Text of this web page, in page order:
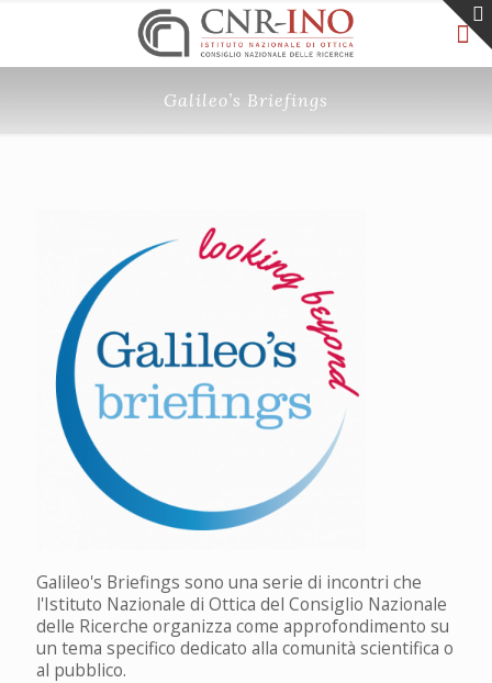
Galileo’s Briefings
Galileo's Briefings sono una serie di incontri che
l'Istituto Nazionale di Ottica del Consiglio Nazionale
delle Ricerche organizza come approfondimento su
un tema specifico dedicato alla comunità scientifica o
al pubblico.